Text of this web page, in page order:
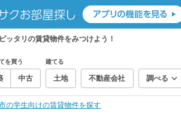
ッタリの賃貸物件をみつけよう！
を買う
中古
建てる
土地 不動産会社 調べる
の学生向けの賃貸物件を探す